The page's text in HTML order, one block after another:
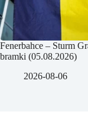
Fenerbahce – Sturm
bramki (05.08.2026)
2026-08-06